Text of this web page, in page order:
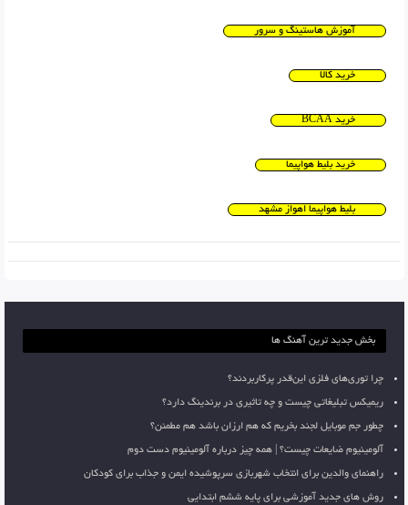
آموزش هاستینگ و سرور
خرید کالا
خرید BCAA
خرید بلیط هواپیما
بلیط هواپیما اهواز مشهد
بخش جدید ترین آهنگ ها
چرا توری‌های فلزی این‌قدر پرکاربردند؟
ریمیکس تبلیغاتی چیست و چه تاثیری در برندینگ دارد؟
چطور جم موبایل لجند بخریم که هم ارزان باشد هم مطمئن؟
آلومینیوم ضایعات چیست؟ | همه چیز درباره آلومینیوم دست دوم
راهنمای والدین برای انتخاب شهربازی سرپوشیده ایمن و جذاب برای کودکان
روش های جدید آموزشی برای پایه ششم ابتدایی